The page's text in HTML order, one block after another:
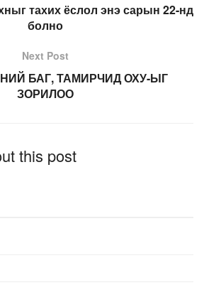
тахих ёслол энэ сарын 22-нд
болно
Next Post
БАГ, ТАМИРЧИД ОХУ-ЫГ
ЗОРИЛОО
this post